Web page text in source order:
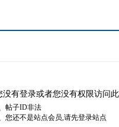
没有登录或者您没有权限访问
帖子ID非法
您还不是站点会员,请先登录站点